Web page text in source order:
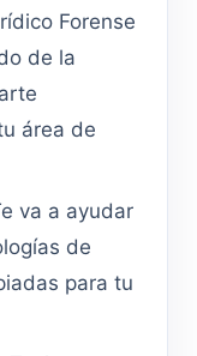
Forense
de la
área de
va a ayudar
de
para tu